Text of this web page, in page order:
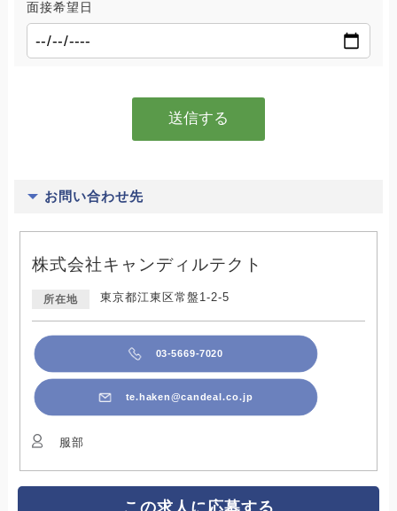
面接希望日
お問い合わせ先
株式会社キャンディルテクト
所在地 東京都江東区常盤1-2-5
03-5669-7020
te.haken@candeal.co.jp
服部